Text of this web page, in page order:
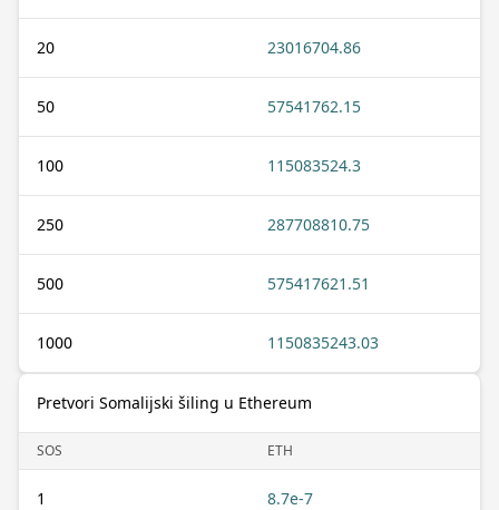
20 23016704.86
50 57541762.15
100 115083524.3
250 287708810.75
500 575417621.51
1000 1150835243.03
Pretvori Somalijski šiling u Ethereum
SOS ETH
1 8.7e-7